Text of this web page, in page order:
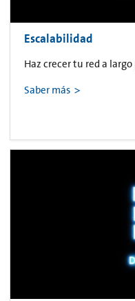
Escalabilidad
Haz crecer tu red a largo
Saber más